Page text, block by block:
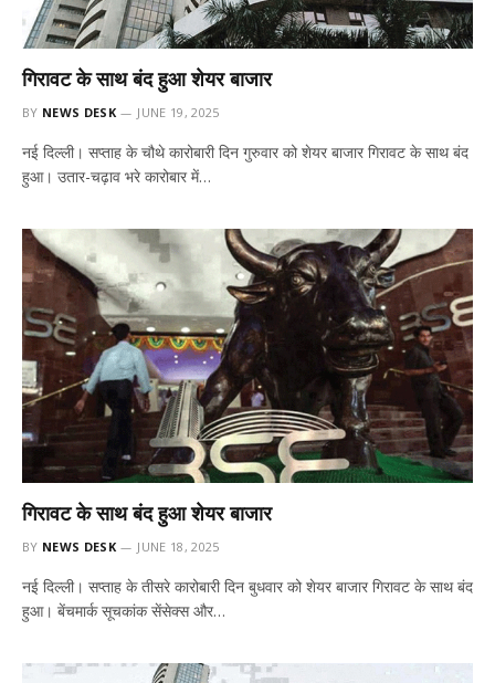
गिरावट के साथ बंद हुआ शेयर बाजार
BY NEWS DESK JUNE 19, 2025
नई दिल्ली। सप्ताह के चौथे कारोबारी दिन गुरुवार को शेयर बाजार गिरावट के साथ बंद
हुआ। उतार-चढ़ाव भरे कारोबार में…
गिरावट के साथ बंद हुआ शेयर बाजार
BY NEWS DESK JUNE 18, 2025
नई दिल्ली। सप्ताह के तीसरे कारोबारी दिन बुधवार को शेयर बाजार गिरावट के साथ बंद
हुआ। बेंचमार्क सूचकांक सेंसेक्स और…